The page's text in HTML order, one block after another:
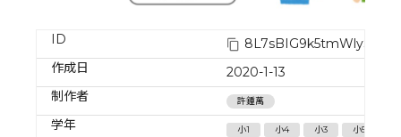
ID
作成日
2020-1-13
制作者
許鍾萬
学年 小1 小4 小3 小5